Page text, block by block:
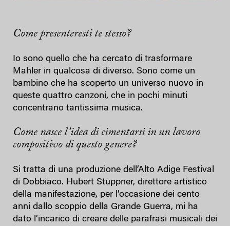
Come presenteresti te stesso?
Io sono quello che ha cercato di trasformare
Mahler in qualcosa di diverso. Sono come un
bambino che ha scoperto un universo nuovo in
queste quattro canzoni, che in pochi minuti
concentrano tantissima musica.
Come nasce l’idea di cimentarsi in un lavoro
compositivo di questo genere?
Si tratta di una produzione dell’Alto Adige Festival
di Dobbiaco. Hubert Stuppner, direttore artistico
della manifestazione, per l’occasione dei cento
anni dallo scoppio della Grande Guerra, mi ha
dato l’incarico di creare delle parafrasi musicali dei